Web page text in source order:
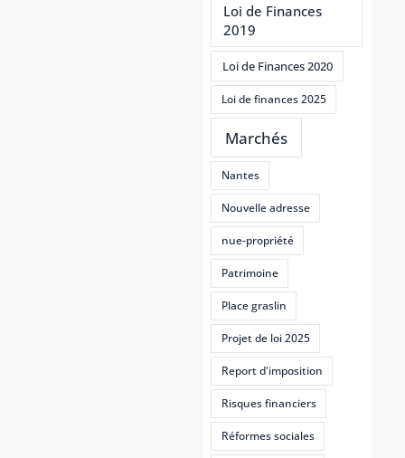
Loi de Finances
2019
Loi de Finances 2020
Loi de finances 2025
Marchés
Nantes
Nouvelle adresse
nue-propriété
Patrimoine
Place graslin
Projet de loi 2025
Report d'imposition
Risques financiers
Réformes sociales